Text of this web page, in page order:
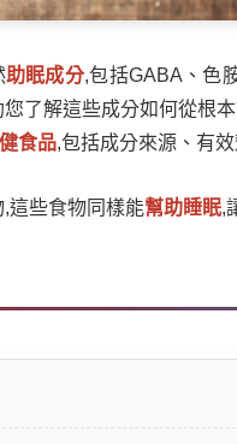
助眠成分,包括GABA、色
了解這些成分如何從根
食品,包括成分來源、有
這些食物同樣能幫助睡眠,